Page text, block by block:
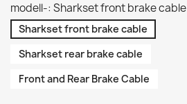
modell-: Sharkset front brake cable
Sharkset front brake cable
Sharkset rear brake cable
Front and Rear Brake Cable